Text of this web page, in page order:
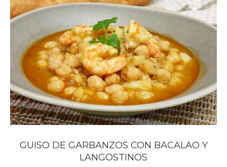
GUISO DE GARBANZOS CON BACALAO Y
LANGOSTINOS